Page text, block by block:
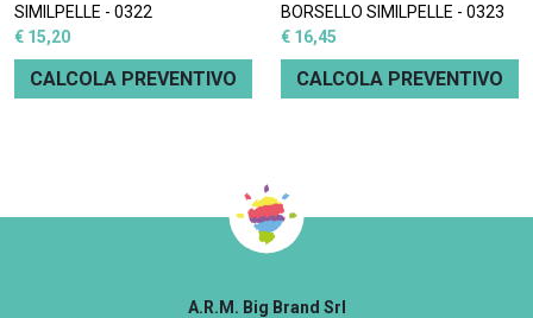
SIMILPELLE - 0322
€ 15,20
CALCOLA PREVENTIVO
BORSELLO SIMILPELLE - 0323
€ 16,45
CALCOLA PREVENTIVO
A.R.M. Big Brand Srl